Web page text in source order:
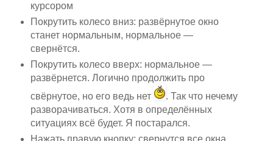
курсором
Покрутить колесо вниз: развёрнутое окно
станет нормальным, нормальное —
свернётся.
Покрутить колесо вверх: нормальное —
развёрнется. Логично продолжить про
свёрнутое, но его ведь нет
. Так что нечему
разворачиваться. Хотя в определённых
ситуациях всё будет. Я постарался.